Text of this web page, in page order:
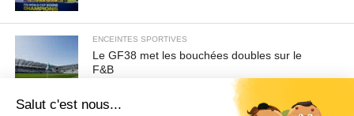
ENCEINTES SPORTIVES
Le GF38 met les bouchées doubles sur le
F&B